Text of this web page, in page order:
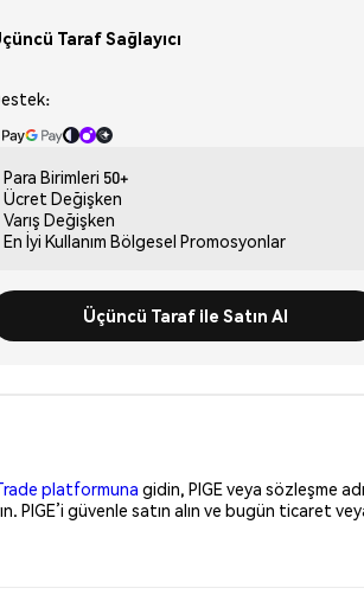
Taraf Sağlayıcı
Para Birimleri 50+
Ücret Değişken
Varış Değişken
En İyi Kullanım Bölgesel Promosyonlar
Üçüncü Taraf ile Satın Al
platformuna gidin, PIGE veya sözleşme
PIGE’i güvenle satın alın ve bugün ticaret